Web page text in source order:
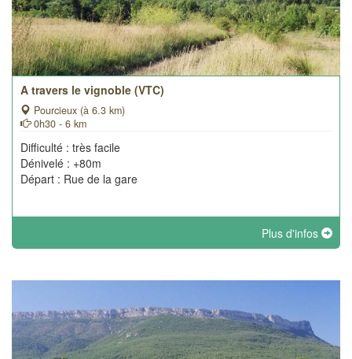
A travers le vignoble (VTC)
Pourcieux (à 6.3 km)
0h30 - 6 km
Difficulté : très facile
Dénivelé : +80m
Départ : Rue de la gare
Plus d'infos